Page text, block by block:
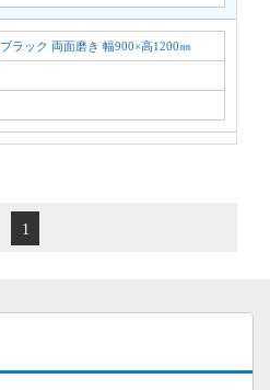
ラック 両面磨き 幅900×高1200㎜
1